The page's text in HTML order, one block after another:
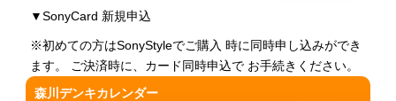
▼SonyCard 新規申込
※初めての方はSonyStyleでご購入 時に同時申し込みができ
ます。 ご決済時に、カード同時申込で お手続きください。
森川デンキカレンダー